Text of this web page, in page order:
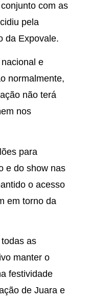
com as
pela
da Expovale.
e
normalmente,
não terá
nos
para
e do show nas
o acesso
em torno da
as
manter o
festividade
de Juara e